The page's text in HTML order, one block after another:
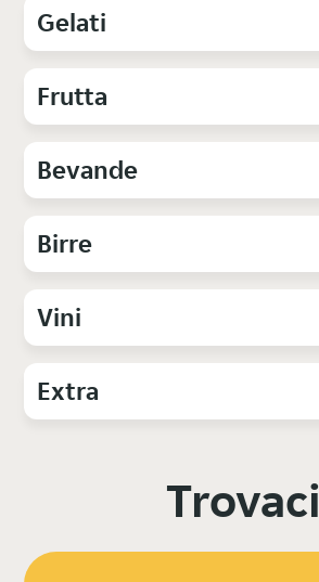
Gelati
Frutta
Bevande
Birre
Vini
Extra
Trovaci